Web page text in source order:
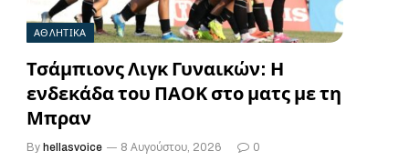
ΑΘΛΗΤΙΚΑ
Τσάμπιονς Λιγκ Γυναικών: Η
ενδεκάδα του ΠΑΟΚ στο ματς με τη
Μπραν
By hellasvoice 8 Αυγούστου, 2026 0